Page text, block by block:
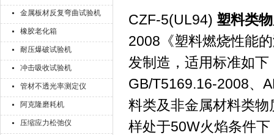
金属板材反复弯曲试验机
橡胶老化箱
耐压爆破试验机
冲击吸收试验机
管材不透光率测定仪
阿克隆磨耗机
压缩应力松弛仪
CZF-5(UL94) 塑料类
2008《塑料燃烧性能
发制造，适用标准如
GB/T5169.16-2008、
料类及非金属材料类
样处于50W火焰条件